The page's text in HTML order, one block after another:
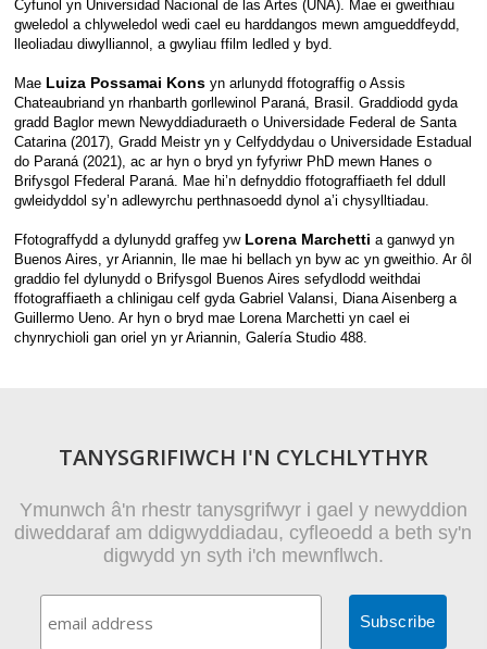
Cyfunol yn Universidad Nacional de las Artes (UNA). Mae ei gweithiau
gweledol a chlyweledol wedi cael eu harddangos mewn amgueddfeydd,
lleoliadau diwylliannol, a gwyliau ffilm ledled y byd.
Mae Luiza Possamai Kons yn arlunydd ffotograffig o Assis
Chateaubriand yn rhanbarth gorllewinol Paraná, Brasil. Graddiodd gyda
gradd Baglor mewn Newyddiaduraeth o Universidade Federal de Santa
Catarina (2017), Gradd Meistr yn y Celfyddydau o Universidade Estadual
do Paraná (2021), ac ar hyn o bryd yn fyfyriwr PhD mewn Hanes o
Brifysgol Ffederal Paraná. Mae hi’n defnyddio ffotograffiaeth fel ddull
gwleidyddol sy’n adlewyrchu perthnasoedd dynol a’i chysylltiadau.
Ffotograffydd a dylunydd graffeg ywLorena Marchettia ganwyd yn
Buenos Aires, yr Ariannin, lle mae hi bellach yn byw ac yn gweithio. Ar ôl
graddio fel dylunydd o Brifysgol Buenos Aires sefydlodd weithdai
ffotograffiaeth a chlinigau celf gyda Gabriel Valansi, Diana Aisenberg a
Guillermo Ueno. Ar hyn o bryd mae Lorena Marchetti yn cael ei
chynrychioli gan oriel yn yr Ariannin, Galería Studio 488.
TANYSGRIFIWCH I'N CYLCHLYTHYR
Ymunwch â'n rhestr tanysgrifwyr i gael y newyddion
diweddaraf am ddigwyddiadau, cyfleoedd a beth sy'n
digwydd yn syth i'ch mewnflwch.